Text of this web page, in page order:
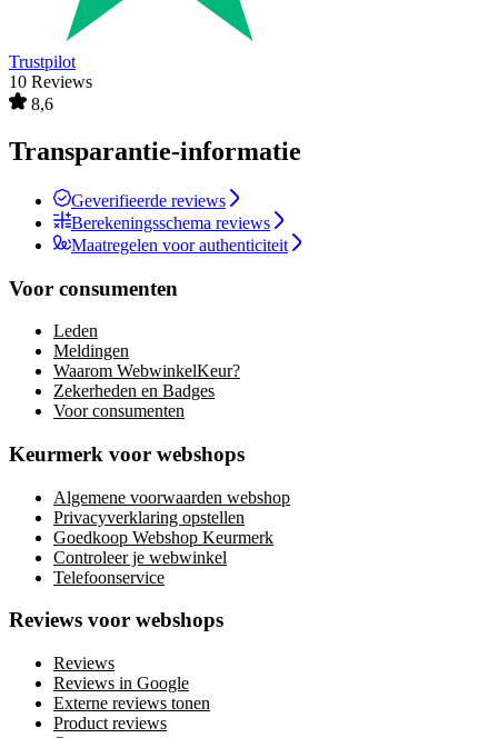
Trustpilot
10 Reviews
8,6
Transparantie-informatie
Geverifieerde reviews
Berekeningsschema reviews
Maatregelen voor authenticiteit
Voor consumenten
Leden
Meldingen
Waarom WebwinkelKeur?
Zekerheden en Badges
Voor consumenten
Keurmerk voor webshops
Algemene voorwaarden webshop
Privacyverklaring opstellen
Goedkoop Webshop Keurmerk
Controleer je webwinkel
Telefoonservice
Reviews voor webshops
Reviews
Reviews in Google
Externe reviews tonen
Product reviews